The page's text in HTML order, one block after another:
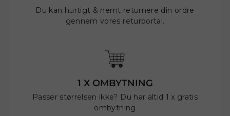
Du kan hurtigt & nemt returnere din ordre
gennem vores returportal.
1 X OMBYTNING
Passer størrelsen ikke? Du har altid 1 x gratis
ombytning